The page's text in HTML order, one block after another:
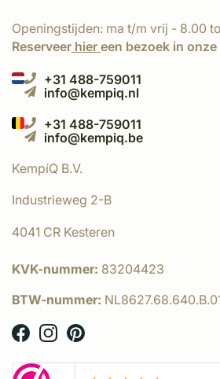
Openingstijden: ma t/m vrij - 8.00
Reserveer hier een bezoek in
+31 488-759011
info@kempiq.nl
+31 488-759011
info@kempiq.be
KempíQ B.V.
Industrieweg 2-B
4041 CR Kesteren
KVK-nummer: 83204423
BTW-nummer: